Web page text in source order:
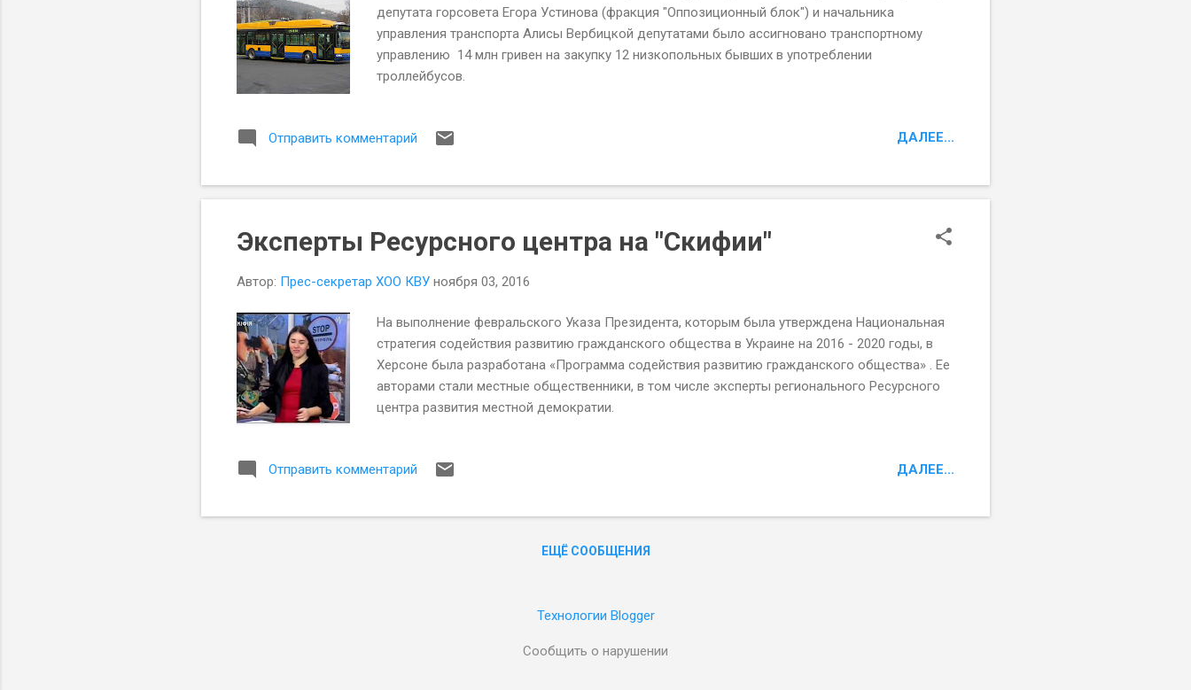
депутата горсовета Егора Устинова (фракция "Оппозиционный блок") и начальника
управления транспорта Алисы Вербицкой депутатами было ассигновано транспортному
управлению 14 млн гривен на закупку 12 низкопольных бывших в употреблении
троллейбусов.
Отправить комментарий ДАЛЕЕ...
Эксперты Ресурсного центра на "Скифии"
Автор: Прес-секретар ХОО КВУ ноября 03, 2016
На выполнение февральского Указа Президента, которым была утверждена Национальная
стратегия содействия развитию гражданского общества в Украине на 2016 - 2020 годы, в
Херсоне была разработана «Программа содействия развитию гражданского общества» . Ее
авторами стали местные общественники, в том числе эксперты регионального Ресурсного
центра развития местной демократии.
Отправить комментарий ДАЛЕЕ...
ЕЩЁ СООБЩЕНИЯ
Технологии Blogger
Сообщить о нарушении